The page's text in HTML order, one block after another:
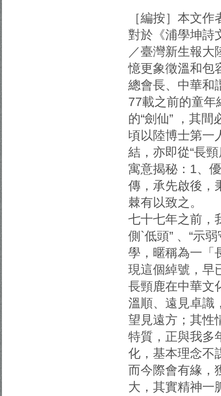
［編按］本文
對於《浦學坤詩
／臺灣新生報大
憶更象徵溫和包
總會長、中華和
77載之前的童年
的“劍仙” ，其
頃以陸博士第一
結，亦即從“長
寓意揭秘：1、
傳，承先啟後，
棘有以致之。
七十七年之前，
側`低頭” 、“示
學，暱稱為一「
現這個綽號，早
長頸鹿在中華文
溫順、遠見卓識
望見遠方；其性
特質，正與我多
化，基本理念不
而今際會有緣，
大，其實精神一